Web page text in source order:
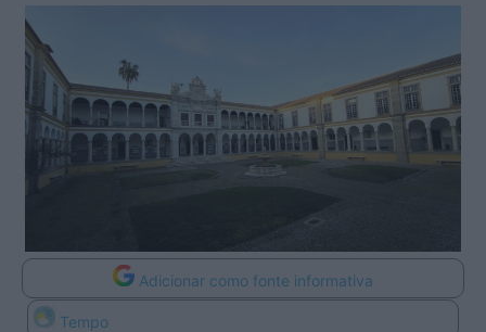
Adicionar como fonte informativa
Tempo